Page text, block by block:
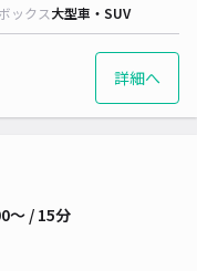
ックス大型車・SUV
詳細へ
〜 / 15分